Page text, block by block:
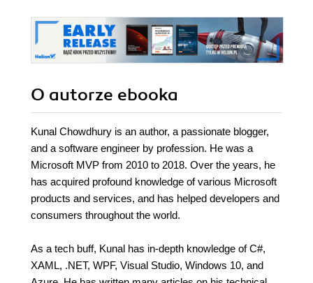
O autorze ebooka
Kunal Chowdhury is an author, a passionate blogger,
and a software engineer by profession. He was a
Microsoft MVP from 2010 to 2018. Over the years, he
has acquired profound knowledge of various Microsoft
products and services, and has helped developers and
consumers throughout the world.
As a tech buff, Kunal has in-depth knowledge of C#,
XAML, .NET, WPF, Visual Studio, Windows 10, and